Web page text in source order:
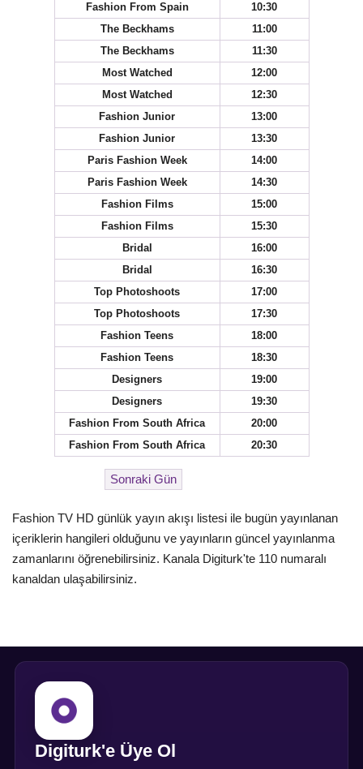
Fashion From Spain
10:30
The Beckhams
11:00
The Beckhams
11:30
Most Watched
12:00
Most Watched
12:30
Fashion Junior
13:00
Fashion Junior
13:30
Paris Fashion Week
14:00
Paris Fashion Week
14:30
Fashion Films
15:00
Fashion Films
15:30
Bridal
16:00
Bridal
16:30
Top Photoshoots
17:00
Top Photoshoots
17:30
Fashion Teens
18:00
Fashion Teens
18:30
Designers
19:00
Designers
19:30
Fashion From South Africa
20:00
Fashion From South Africa
20:30
Fashion TV HD günlük yayın akışı listesi ile bugün yayınlanan
içeriklerin hangileri olduğunu ve yayınların güncel yayınlanma
zamanlarını öğrenebilirsiniz. Kanala Digiturk'te 110 numaralı
kanaldan ulaşabilirsiniz.
Digiturk'e Üye Ol